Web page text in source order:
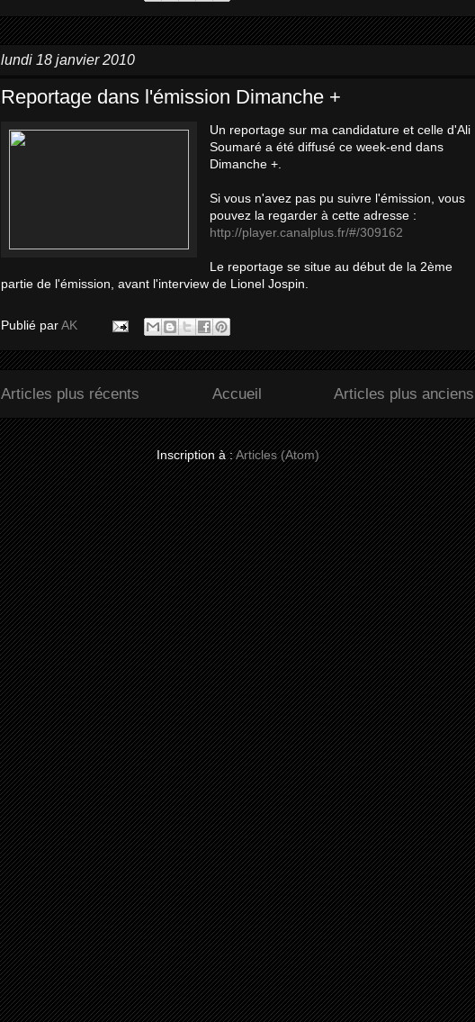
lundi 18 janvier 2010
Reportage dans l'émission Dimanche +
Un reportage sur ma candidature et celle d'Ali
Soumaré a été diffusé ce week-end dans
Dimanche +.
Si vous n'avez pas pu suivre l'émission, vous
pouvez la regarder à cette adresse :
http://player.canalplus.fr/#/309162
Le reportage se situe au début de la 2ème
partie de l'émission, avant l'interview de Lionel Jospin.
Publié parAK
Articles plus récents Articles plus anciens
Accueil
Inscription à :Articles (Atom)